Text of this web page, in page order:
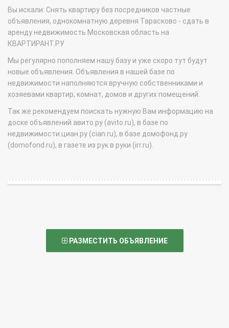
Вы искали: Снять квартиру без посредников частные
объявления, однокомнатную деревня Тарасково - сдать в
аренду недвижимость Московская область на
КВАРТИРАНТ.РУ
Мы регулярно пополняем нашу базу и уже скоро тут будут
новые объявления. Объявления в нашей базе по
недвижимости наполняются вручную собственниками и
хозяевами квартир, комнат, домов и других помещений.
Так же рекомендуем поискать нужную Вам информацию на
доске объявлений авито.ру (avito.ru), в базе по
недвижимости циан.ру (cian.ru), в базе домофонд.ру
(domofond.ru), в газете из рук в руки (irr.ru).
РАЗМЕСТИТЬ ОБЪЯВЛЕНИЕ